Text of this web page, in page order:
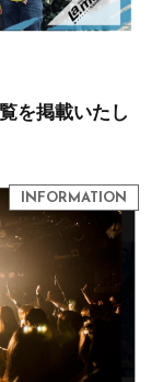
を掲載いたし